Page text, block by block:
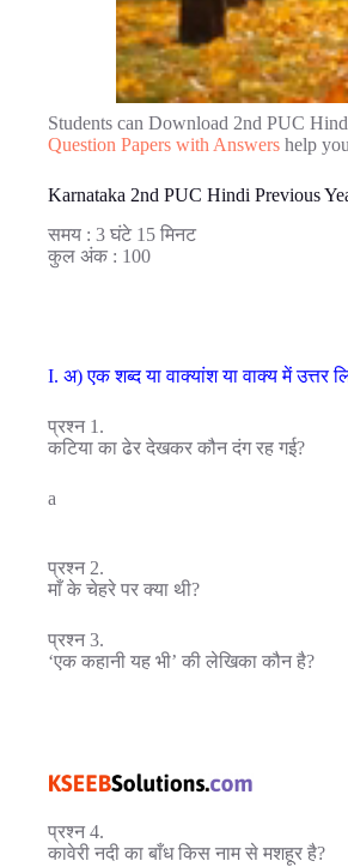
Students can Download 2nd PUC
Question Papers with Answers help
Karnataka 2nd PUC Hindi Previous
समय : 3 घंटे 15 मिनट
कुल अंक : 100
I. अ) एक शब्द या वाक्यांश या वाक्य में उत्तर
प्रश्न 1.
कटिया का ढेर देखकर कौन दंग रह गई?
a
प्रश्न 2.
माँ के चेहरे पर क्या थी?
प्रश्न 3.
‘एक कहानी यह भी’ की लेखिका कौन है?
प्रश्न 4.
कावेरी नदी का बाँध किस नाम से मशहूर है?